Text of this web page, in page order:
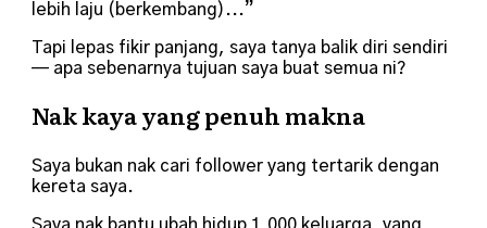
lebih laju (berkembang)...”
Tapi lepas fikir panjang, saya tanya balik diri sendiri
— apa sebenarnya tujuan saya buat semua ni?
Nak kaya yang penuh makna
Saya bukan nak cari follower yang tertarik dengan
kereta saya.